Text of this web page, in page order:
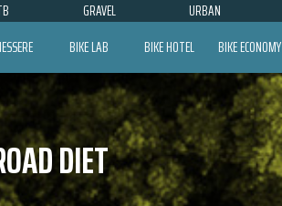
GRAVEL URBAN
BIKE LAB BIKE HOTEL BIKE ECONOMY
DIET